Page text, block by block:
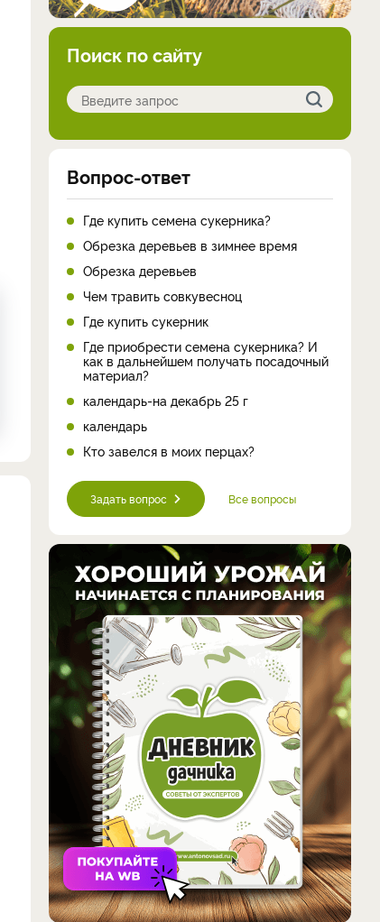
Поиск по сайту
Вопрос-ответ
Где купить семена сукерника?
Обрезка деревьев в зимнее время
Обрезка деревьев
Чем травить совкувесноц
Где купить сукерник
Где приобрести семена сукерника? И
как в дальнейшем получать посадочный
материал?
календарь-на декабрь 25 г
календарь
Кто завелся в моих перцах?
Задать вопрос Все вопросы